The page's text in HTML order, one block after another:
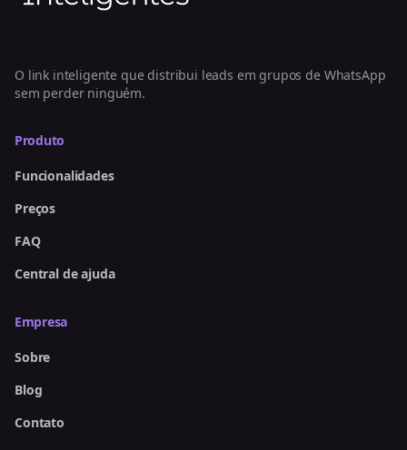
O link inteligente que distribui leads em grupos de WhatsApp
sem perder ninguém.
Produto
Funcionalidades
Preços
FAQ
Central de ajuda
Empresa
Sobre
Blog
Contato